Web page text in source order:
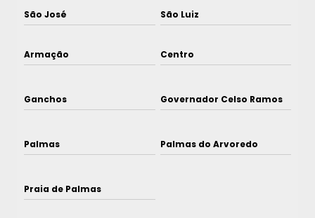
São José São Luiz
Armação Centro
Ganchos Governador Celso Ramos
Palmas Palmas do Arvoredo
Praia de Palmas